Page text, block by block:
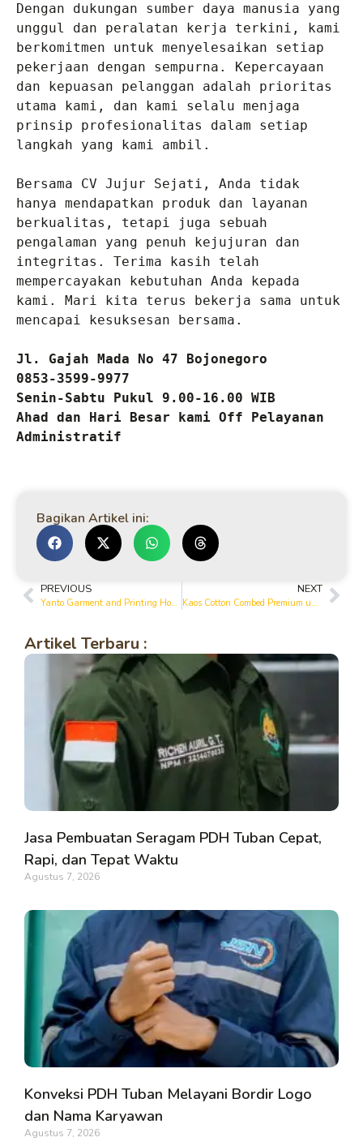
Dengan dukungan sumber daya manusia yang
unggul dan peralatan kerja terkini, kami
berkomitmen untuk menyelesaikan setiap
pekerjaan dengan sempurna. Kepercayaan
dan kepuasan pelanggan adalah prioritas
utama kami, dan kami selalu menjaga
prinsip profesionalitas dalam setiap
langkah yang kami ambil.
Bersama CV Jujur Sejati, Anda tidak
hanya mendapatkan produk dan layanan
berkualitas, tetapi juga sebuah
pengalaman yang penuh kejujuran dan
integritas. Terima kasih telah
mempercayakan kebutuhan Anda kepada
kami. Mari kita terus bekerja sama untuk
mencapai kesuksesan bersama.
Jl. Gajah Mada No 47 Bojonegoro
0853-3599-9977
Senin-Sabtu Pukul 9.00-16.00 WIB
Ahad dan Hari Besar kami Off Pelayanan
Administratif
Bagikan Artikel ini:
PREVIOUS
Yanto Garment and Printing House: Pusat Kaos Berkualitas di Bojonegoro
NEXT
Kaos Cotton Combed Premium untuk Kerja & Komunitas di Bojonegoro
Artikel Terbaru :
Jasa Pembuatan Seragam PDH Tuban Cepat,
Rapi, dan Tepat Waktu
Agustus 7, 2026
Konveksi PDH Tuban Melayani Bordir Logo
dan Nama Karyawan
Agustus 7, 2026